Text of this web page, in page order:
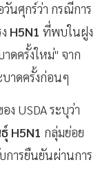
นศุกร์ว่า กรณีการ
H5N1 ที่พบในฝูง
ดครั้งใหม่" จาก
บาดครั้งก่อนๆ
USDA ระบุว่า
H5N1 กลุ่มย่อย
การยืนยันผ่านการ